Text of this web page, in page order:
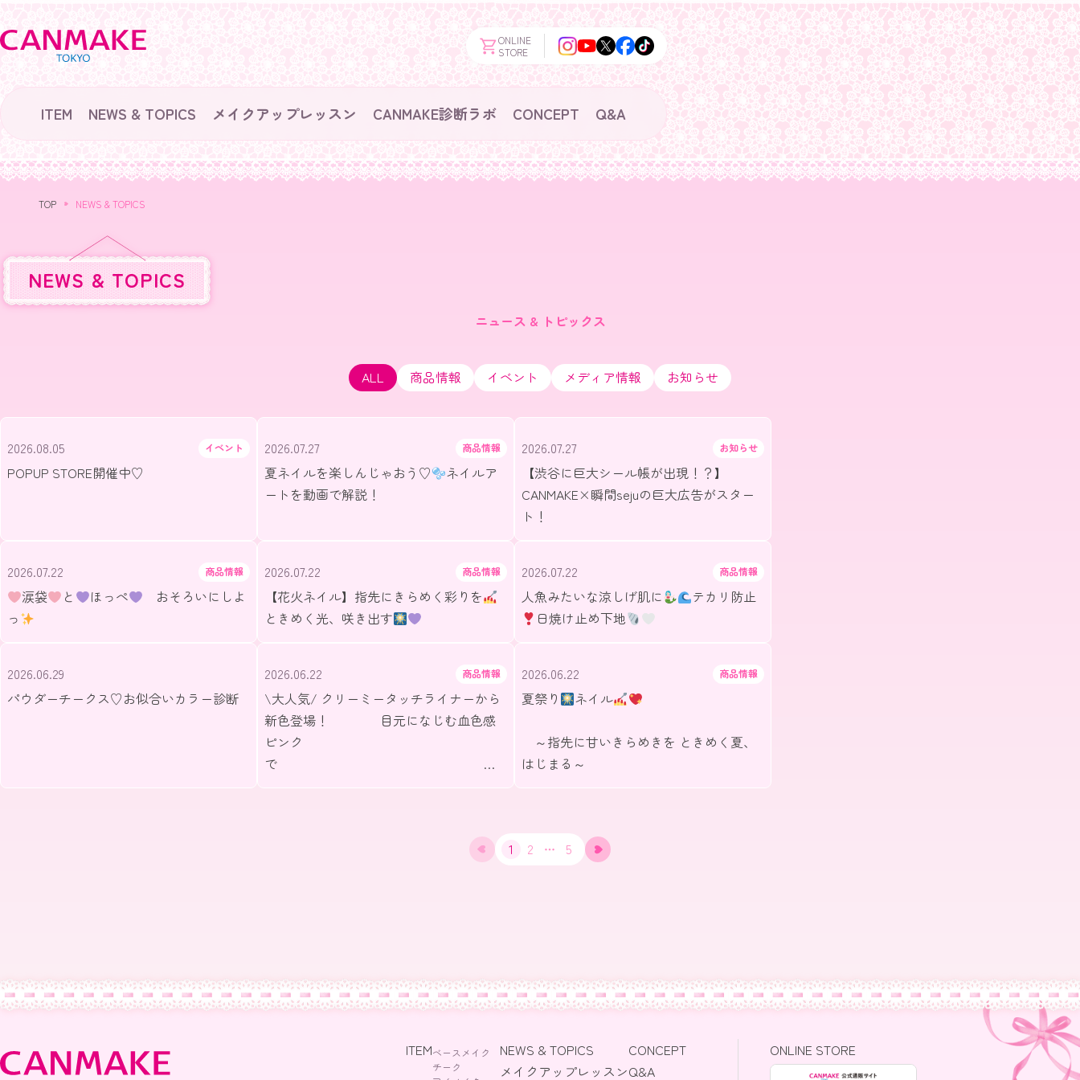
ONLINE
STORE
ITEM NEWS & TOPICS メイクアップレッスン CANMAKE診断ラボ CONCEPT Q&A
TOP NEWS & TOPICS
NEWS & TOPICS
ニュース & トピックス
ALL 商品情報 イベント メディア情報 お知らせ
2026.08.05 イベント
POPUP STORE開催中♡
2026.07.27 商品情報
夏ネイルを楽しんじゃおう♡
ネイルア
ートを動画で解説！
2026.07.27 お知らせ
【渋谷に巨大シール帳が出現！？】
CANMAKE×瞬間sejuの巨大広告がスター
ト！
2026.07.22 商品情報
涙袋 と ほっぺ
おそろいにしよ
っ
2026.07.22 商品情報
【花火ネイル】指先にきらめく彩りを
ときめく光、咲き出す
2026.07.22 商品情報
人魚みたいな涼しげ肌に
テカリ防止
日焼け止め下地
2026.06.29
パウダーチークス♡お似合いカラー診断
2026.06.22 商品情報
\大人気/ クリーミータッチライナーから
新色登場！ 目元になじむ血色感
ピンク
で
2026.06.22 商品情報
夏祭り ネイル
～指先に甘いきらめきを ときめく夏、
はじまる～
1 2 5
ITEMベースメイク
チーク
NEWS & TOPICS
メイクアップレッスン
CONCEPT
Q&A
ONLINE STORE